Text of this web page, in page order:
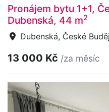
Pronájem bytu 1+1,
Dubenská, 44 m2
Dubenská, České
13 000 Kč /za měsíc